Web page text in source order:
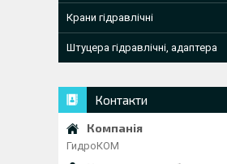
Крани гідравлічні
Штуцера гідравлічні, адаптера
Контакти
ГидроКОМ